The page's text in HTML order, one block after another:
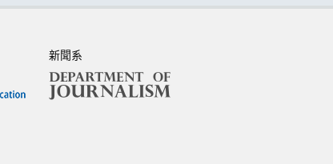
新聞系